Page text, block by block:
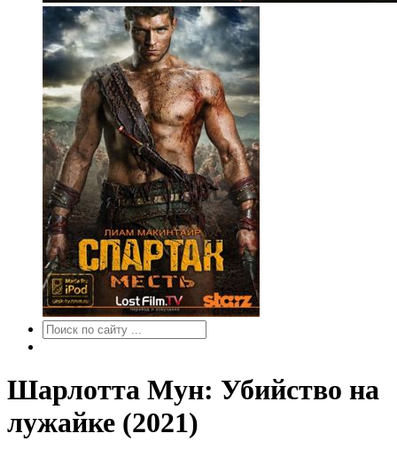
Шарлотта Мун: Убийство на
лужайке (2021)